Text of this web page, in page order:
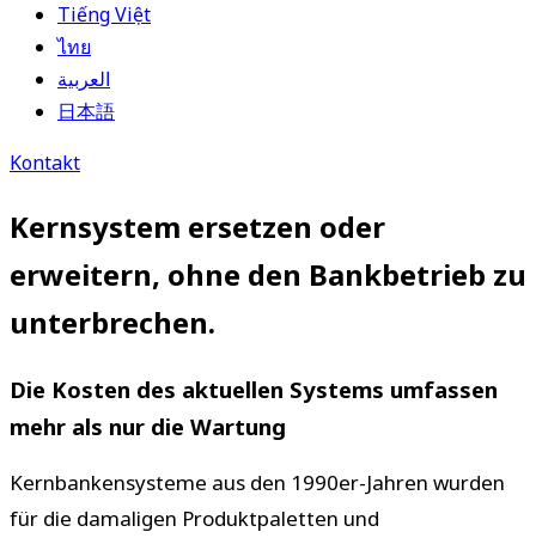
Tiếng Việt
ไทย
العربية
日本語
Kontakt
Kernsystem ersetzen oder
erweitern, ohne den Bankbetrieb zu
unterbrechen.
Die Kosten des aktuellen Systems umfassen
mehr als nur die Wartung
Kernbankensysteme aus den 1990er-Jahren wurden
für die damaligen Produktpaletten und